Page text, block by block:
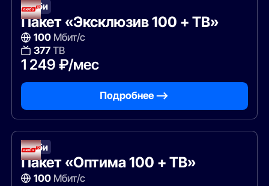
Люби
Пакет «Эксклюзив 100 + ТВ»
100Мбит/с
377ТВ
1 249 ₽/мес
Подробнее —>
Люби
Пакет «Оптима 100 + ТВ»
100Мбит/с